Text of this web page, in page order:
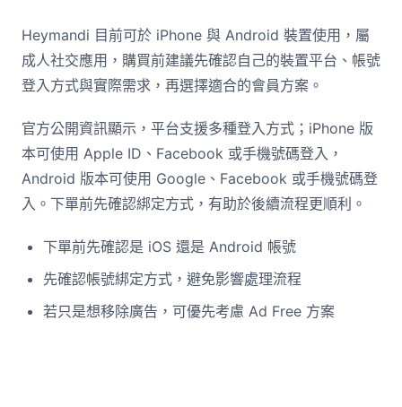
Heymandi 目前可於 iPhone 與 Android 裝置使用，屬
成人社交應用，購買前建議先確認自己的裝置平台、帳號
登入方式與實際需求，再選擇適合的會員方案。
官方公開資訊顯示，平台支援多種登入方式；iPhone 版
本可使用 Apple ID、Facebook 或手機號碼登入，
Android 版本可使用 Google、Facebook 或手機號碼登
入。下單前先確認綁定方式，有助於後續流程更順利。
下單前先確認是 iOS 還是 Android 帳號
先確認帳號綁定方式，避免影響處理流程
若只是想移除廣告，可優先考慮 Ad Free 方案